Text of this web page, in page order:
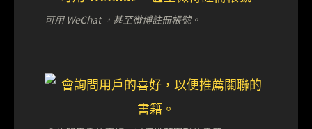
可用 WeChat ，甚至微博註冊帳號。